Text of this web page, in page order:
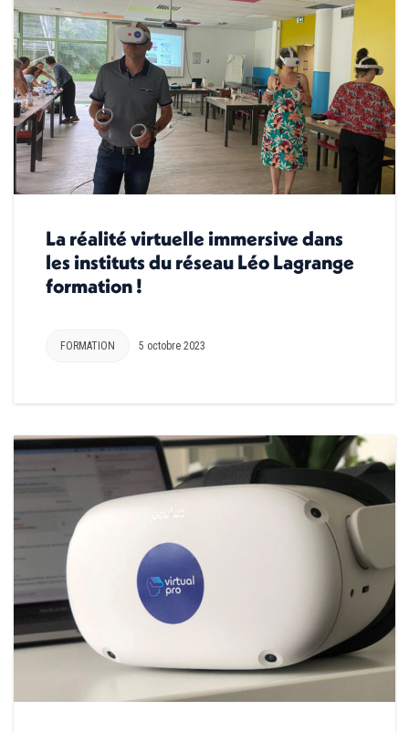
La réalité virtuelle immersive dans
les instituts du réseau Léo Lagrange
formation !
FORMATION 5 octobre 2023